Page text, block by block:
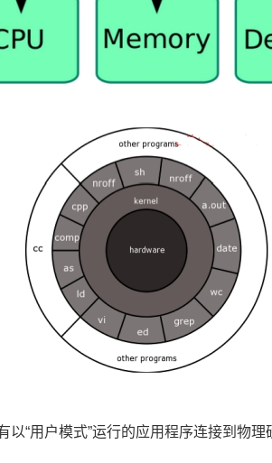
“用户模式”运行的应用程序连接到物